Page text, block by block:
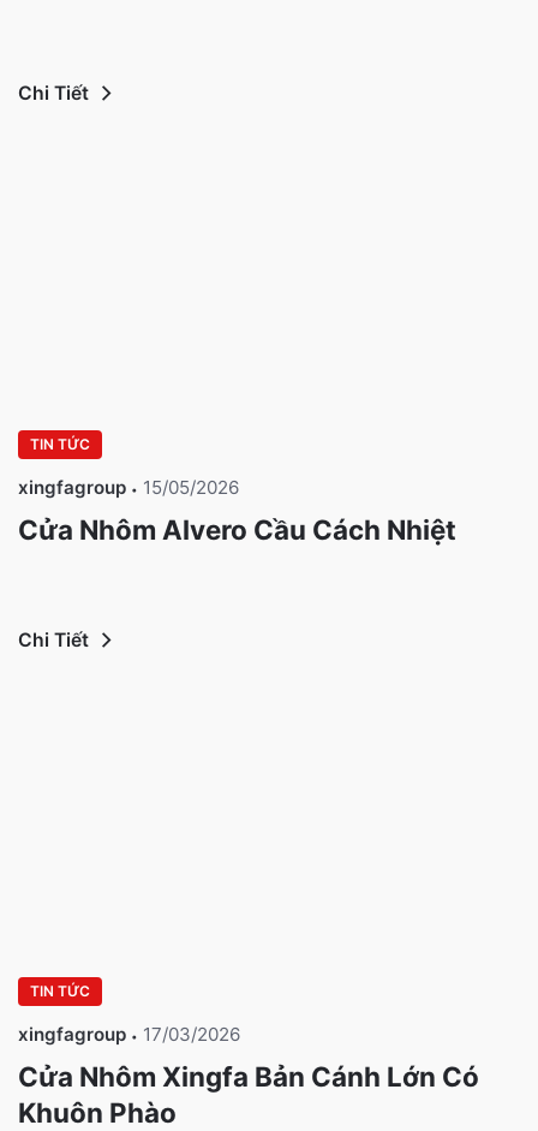
Chi Tiết
TIN TỨC
xingfagroup 15/05/2026
Cửa Nhôm Alvero Cầu Cách Nhiệt
Chi Tiết
TIN TỨC
xingfagroup 17/03/2026
Cửa Nhôm Xingfa Bản Cánh Lớn Có
Khuôn Phào